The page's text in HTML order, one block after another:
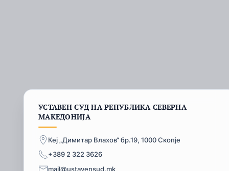
УСТАВЕН СУД НА РЕПУБЛИКА СЕВЕРНА
МАКЕДОНИЈА
Кеј „Димитар Влахов“ бр.19, 1000 Скопје
+389 2 322 3626
mail@ustavensud.mk